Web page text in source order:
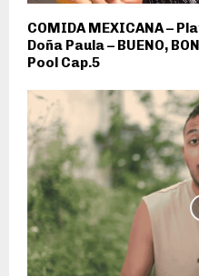
COMIDA MEXICANA –
Doña Paula – BUENO,
Pool Cap.5